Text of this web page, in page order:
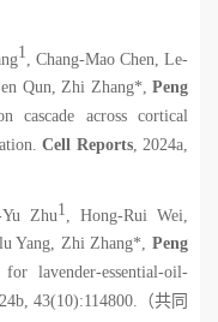
1, Chang-Mao Chen, Le-
Qun, Zhi Zhang*, Peng
across cortical
Cell Reports, 2024a,
Zhu1 , Hong-Rui Wei,
Yang, Zhi Zhang*, Peng
lavender-essential-oil-
43(10):114800. （共同